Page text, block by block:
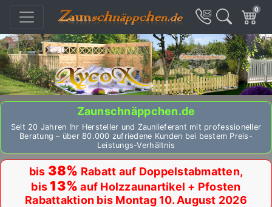
0
Zaunschnäppchen.de
Seit 20 Jahren Ihr Hersteller und Zaunlieferant mit professioneller
Beratung – über 80.000 zufriedene Kunden bei bestem Preis-
Leistungs-Verhältnis
bis 38% Rabatt auf Doppelstabmatten,
bis 13% auf Holzzaunartikel + Pfosten
Rabattaktion bis Montag 10. August 2026